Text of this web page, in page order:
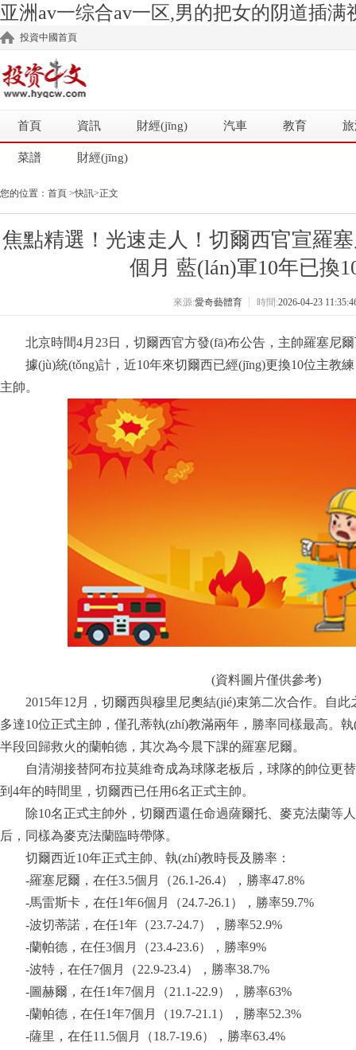
亚洲av一综合av一区,男的把女的阴道插
投資中國首頁
首頁 資訊 財經(jīng) 汽車 教育
菜譜 財經(jīng)
您的位置： 首頁 >快訊>正文
焦點精選！光速走人！切爾西官宣羅
個月 藍(lán)軍10年已換
來源:愛奇藝體育 ┆ 時間:2026-04-23
北京時間4月23日，切爾西官方發(fā)布公告，主帥羅塞尼
據(jù)統(tǒng)計，近10年來切爾西已經(jīng)更換10位主教
主帥。
(資料圖片僅供參考)
2015年12月，切爾西與穆里尼奧結(jié)束第二次合作。
多達10位正式主帥，僅孔蒂執(zhí)教滿兩年，勝率同樣最高。
半段回歸救火的蘭帕德，其次為今晨下課的羅塞尼爾。
自清湖接替阿布拉莫維奇成為球隊老板后，球隊的帥位更
到4年的時間里，切爾西已任用6名正式主帥。
除10名正式主帥外，切爾西還任命過薩爾托、麥克法蘭等
后，同樣為麥克法蘭臨時帶隊。
切爾西近10年正式主帥、執(zhí)教時長及勝率：
-羅塞尼爾，在任3.5個月（26.1-26.4），勝率47.8%
-馬雷斯卡，在任1年6個月（24.7-26.1），勝率59.7%
-波切蒂諾，在任1年（23.7-24.7），勝率52.9%
-蘭帕德，在任3個月（23.4-23.6），勝率9%
-波特，在任7個月（22.9-23.4），勝率38.7%
-圖赫爾，在任1年7個月（21.1-22.9），勝率63%
-蘭帕德，在任1年7個月（19.7-21.1），勝率52.3%
-薩里，在任11.5個月（18.7-19.6），勝率63.4%